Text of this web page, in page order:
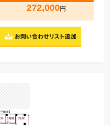
272,000円